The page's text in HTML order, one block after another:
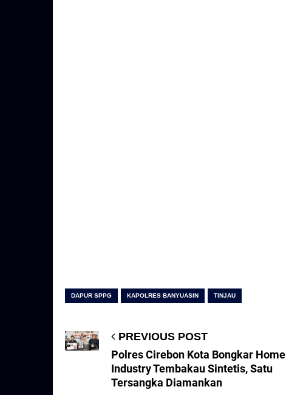
DAPUR SPPG KAPOLRES BANYUASIN TINJAU
PREVIOUS POST
Polres Cirebon Kota Bongkar Home
Industry Tembakau Sintetis, Satu
Tersangka Diamankan